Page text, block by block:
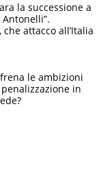
la successione a
attacco all’Italia
le ambizioni
in